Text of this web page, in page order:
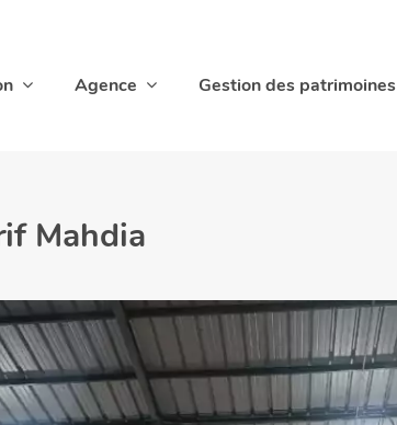
Agence Gestion des patrimoines
Mahdia